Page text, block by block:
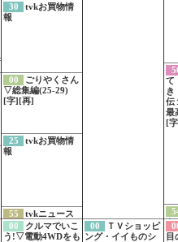
30
tvkお買物情
報
00
ごりやくさん
▽総集編(25-29)
[字][再]
25
tvkお買物情
報
55
tvkニュース
00
クルマでいこ
う!▽電動4WDをも
00
ＴＶショッピ
ング・イイものシ
て
き
伝
最
[
キ
究
目